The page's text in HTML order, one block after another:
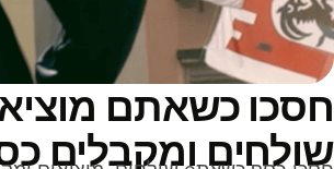
כשאתם
ומקבלים